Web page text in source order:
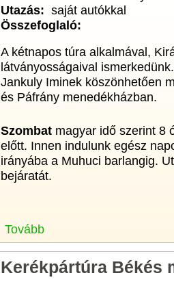
Utazás: saját autókkal
Összefoglaló:
A kétnapos túra alkalmával,
látványosságaival
Jankuly Iminek köszönhetően
és Páfrány menedékházban.
Szombat magyar idő szerint 8
előtt. Innen indulunk egész
irányába a Muhuci barlangig.
bejáratát.
Tovább
Kerékpártúra Békés